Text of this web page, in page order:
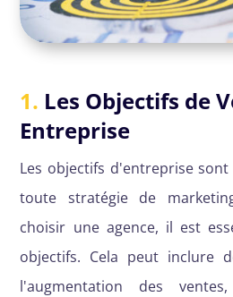
1. Les Objectifs de
Entreprise
Les objectifs d'entreprise
toute stratégie de
choisir une agence, il est
objectifs. Cela peut inclure
l'augmentation des